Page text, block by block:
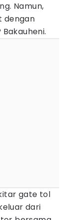
Namun,
dengan
gate tol
dari